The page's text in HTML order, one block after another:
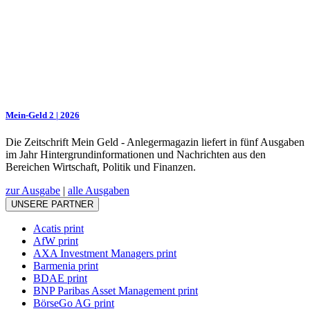
Mein-Geld 2 | 2026
Die Zeitschrift Mein Geld - Anlegermagazin liefert in fünf Ausgaben
im Jahr Hintergrundinformationen und Nachrichten aus den
Bereichen Wirtschaft, Politik und Finanzen.
zur Ausgabe | alle Ausgaben
UNSERE PARTNER
Acatis print
AfW print
AXA Investment Managers print
Barmenia print
BDAE print
BNP Paribas Asset Management print
BörseGo AG print